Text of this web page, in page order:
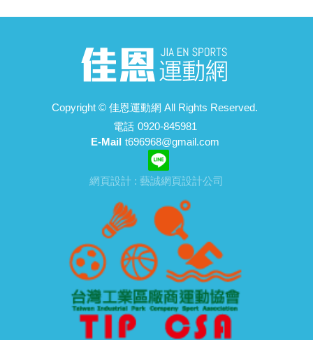
Copyright © 佳恩運動網 All Rights Reserved.
電話 0920-845981
E-Mail t696968@gmail.com
網頁設計 : 藝誠網頁設計公司